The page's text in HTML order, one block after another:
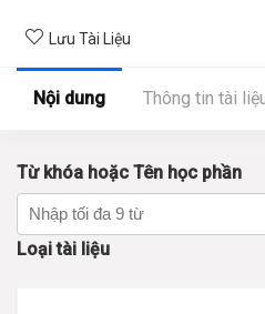
Lưu Tài Liệu
Nội dung Thông tin tài
Từ khóa hoặc Tên học phần
Loại tài liệu